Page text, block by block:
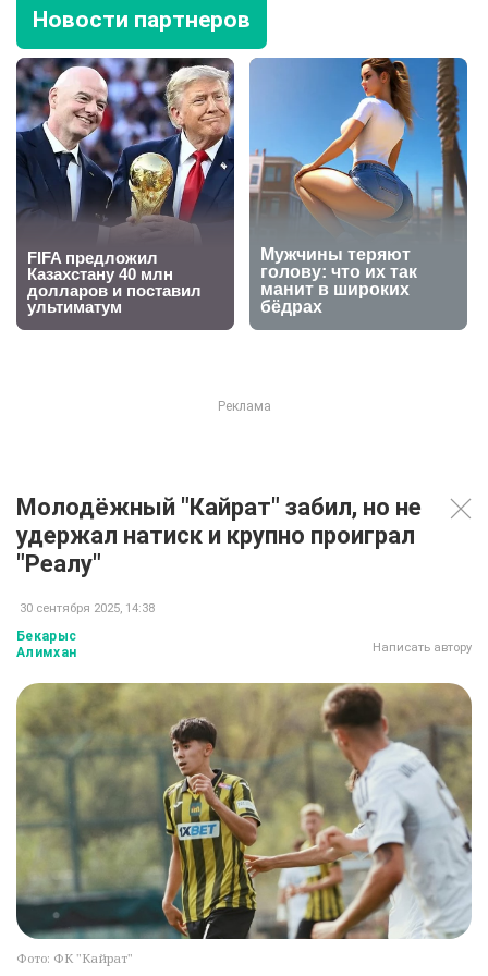
Новости партнеров
Молодёжный "Кайрат" забил, но не
удержал натиск и крупно проиграл
"Реалу"
30 сентября 2025, 14:38
Бекарыс
Алимхан
Написать автору
Фото: ФК "Кайрат"